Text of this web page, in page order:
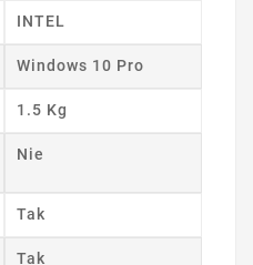
INTEL
Windows 10 Pro
1.5 Kg
Nie
Tak
Tak